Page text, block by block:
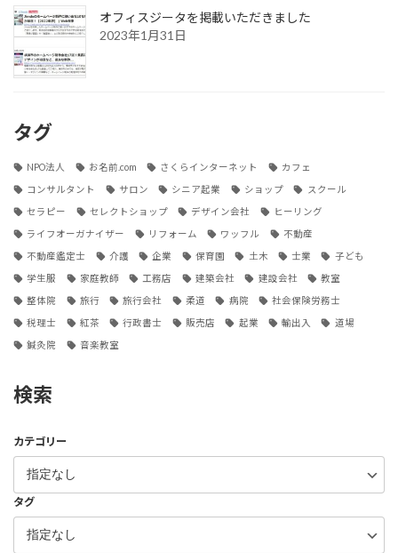
オフィスジータを掲載いただきました
2023年1月31日
タグ
NPO法人 お名前.com さくらインターネット カフェ
コンサルタント サロン シニア起業 ショップ スクール
セラピー セレクトショップ デザイン会社 ヒーリング
ライフオーガナイザー リフォーム ワッフル 不動産
不動産鑑定士 介護 企業 保育園 土木 士業 子ども
学生服 家庭教師 工務店 建築会社 建設会社 教室
整体院 旅行 旅行会社 柔道 病院 社会保険労務士
税理士 紅茶 行政書士 販売店 起業 輸出入 道場
鍼灸院 音楽教室
検索
カテゴリー
タグ